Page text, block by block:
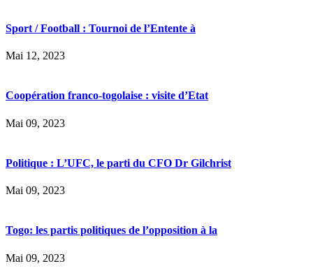
Sport / Football : Tournoi de l’Entente à
Mai 12, 2023
Coopération franco-togolaise : visite d’Etat
Mai 09, 2023
Politique : L’UFC, le parti du CFO Dr Gilchrist
Mai 09, 2023
Togo: les partis politiques de l’opposition à la
Mai 09, 2023